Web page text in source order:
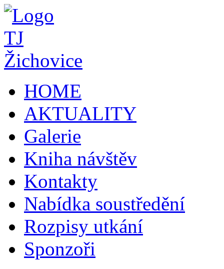
HOME
AKTUALITY
Galerie
Kniha návštěv
Kontakty
Nabídka soustředění
Rozpisy utkání
Sponzoři